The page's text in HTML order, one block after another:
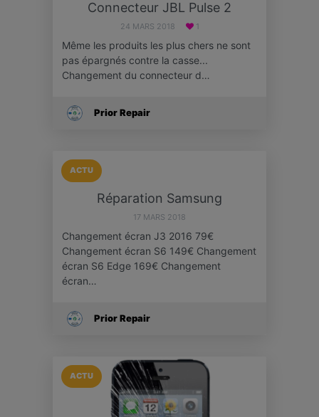
Connecteur JBL Pulse 2
24 MARS 2018 1
Même les produits les plus chers ne sont
pas épargnés contre la casse...
Changement du connecteur d…
Prior Repair
ACTU
Réparation Samsung
17 MARS 2018
Changement écran J3 2016 79€
Changement écran S6 149€ Changement
écran S6 Edge 169€ Changement
écran…
Prior Repair
ACTU